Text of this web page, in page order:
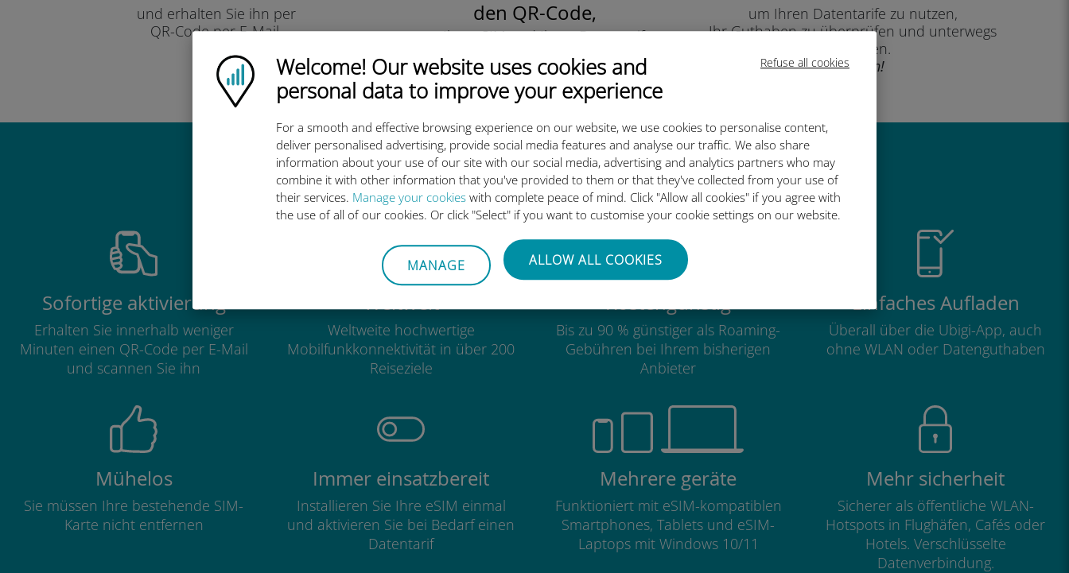
Refuse all cookies
Ubigi logo
Welcome! Our website uses cookies and
personal data to improve your experience
For a smooth and effective browsing experience on our website, we use cookies to personalise content,
deliver personalised advertising, provide social media features and analyse our traffic. We also share
information about your use of our site with our social media, advertising and analytics partners who may
combine it with other information that you've provided to them or that they've collected from your use of
their services. Manage your cookies with complete peace of mind. Click "Allow all cookies" if you agree with
the use of all of our cookies. Or click "Select" if you want to customise your cookie settings on our website.
MANAGE ALLOW ALL COOKIES
und erhalten Sie ihn per
QR-Code per E-Mail.
den QR-Code,
um Ihre eSIM und Ihren Datentarife
zu aktivieren.
Einfach!
um Ihren Datentarife zu nutzen,
Ihr Guthaben zu überprüfen und unterwegs
aufzuladen.
Genießen!
Warum ist die internationale Ubigi eSIM so großartig
Sofortige aktivierung
Erhalten Sie innerhalb weniger
Minuten einen QR-Code per E-Mail
und scannen Sie ihn
Weltweit
Weltweite hochwertige
Mobilfunkkonnektivität in über 200
Reiseziele
Kostengünstig
Bis zu 90 % günstiger als Roaming-
Gebühren bei Ihrem bisherigen
Anbieter
Einfaches Aufladen
Überall über die Ubigi-App, auch
ohne WLAN oder Datenguthaben
Mühelos
Sie müssen Ihre bestehende SIM-
Karte nicht entfernen
Immer einsatzbereit
Installieren Sie Ihre eSIM einmal
und aktivieren Sie bei Bedarf einen
Datentarif
Mehrere geräte
Funktioniert mit eSIM-kompatiblen
Smartphones, Tablets und eSIM-
Laptops mit Windows 10/11
Mehr sicherheit
Sicherer als öffentliche WLAN-
Hotspots in Flughäfen, Cafés oder
Hotels. Verschlüsselte
Datenverbindung.